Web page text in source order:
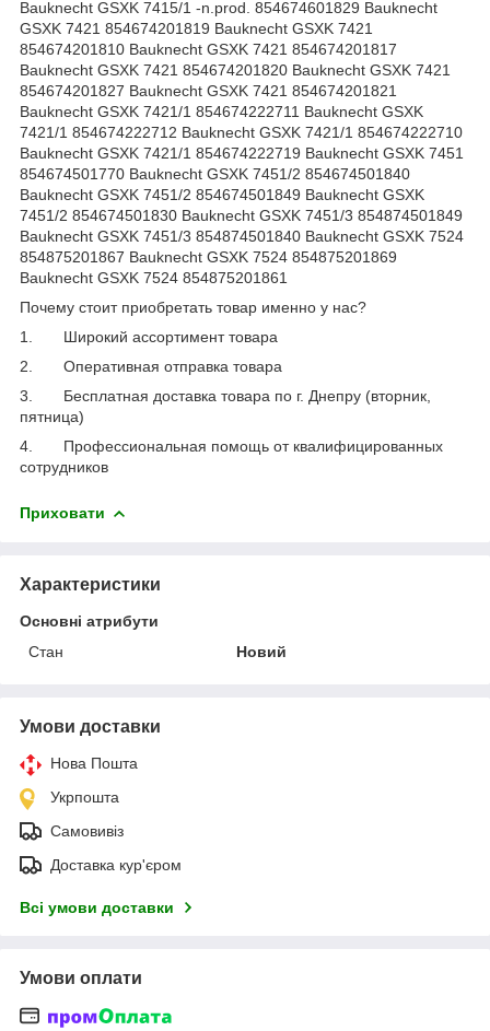
Почему стоит приобретать товар именно у нас?
1.
Широкий ассортимент товара
2.
Оперативная отправка товара
3.
Бесплатная доставка товара по г. Днепру (вторник,
пятница)
4.
Профессиональная помощь от квалифицированных
сотрудников
Приховати
Характеристики
Основні атрибути
Стан
Новий
Умови доставки
Нова Пошта
Укрпошта
Самовивіз
Доставка кур'єром
Всі умови доставки
Умови оплати